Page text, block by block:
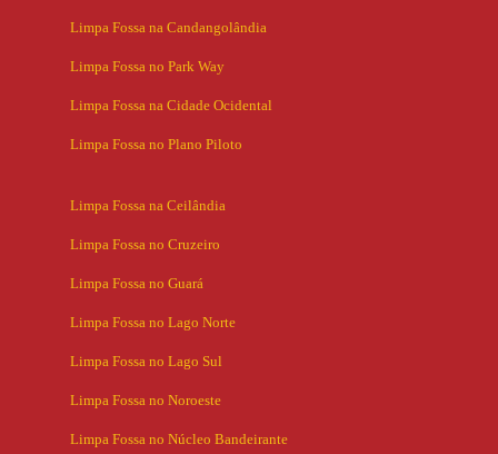
Limpa Fossa na Candangolândia
Limpa Fossa no Park Way
Limpa Fossa na Cidade Ocidental
Limpa Fossa no Plano Piloto
Limpa Fossa na Ceilândia
Limpa Fossa no Cruzeiro
Limpa Fossa no Guará
Limpa Fossa no Lago Norte
Limpa Fossa no Lago Sul
Limpa Fossa no Noroeste
Limpa Fossa no Núcleo Bandeirante